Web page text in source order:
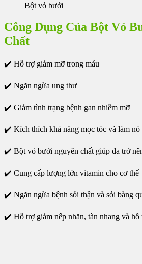
Bột vỏ bưởi
Công Dụng Của Bột Vỏ
Chất
✔️ Hỗ trợ giảm mỡ trong máu
✔️ Ngăn ngừa ung thư
✔️ Giảm tình trạng bệnh gan nhiễm mỡ
✔️ Kích thích khả năng mọc tóc và làm nó
✔️ Bột vỏ bưởi nguyên chất giúp da trở
✔️ Cung cấp lượng lớn vitamin cho cơ thể
✔️ Ngăn ngừa bệnh sỏi thận và sỏi bàng
✔️ Hỗ trợ giảm nếp nhăn, tàn nhang và hỗ